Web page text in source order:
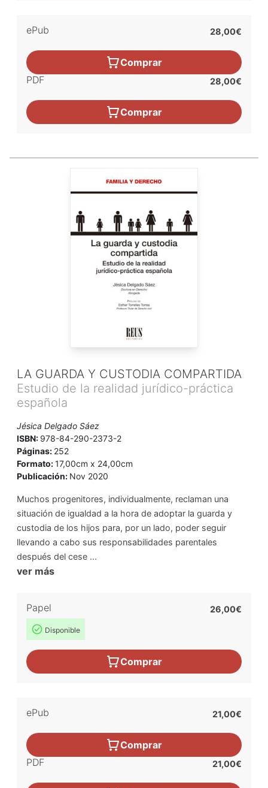
ePub 28,00€
Comprar
PDF
28,00€
Comprar
LA GUARDA Y CUSTODIA COMPARTIDA
Estudio de la realidad jurídico-práctica
española
Jésica Delgado Sáez
ISBN: 978-84-290-2373-2
Páginas: 252
Formato:17,00cm x 24,00cm
Publicación: Nov 2020
Muchos progenitores, individualmente, reclaman una
situación de igualdad a la hora de adoptar la guarda y
custodia de los hijos para, por un lado, poder seguir
llevando a cabo sus responsabilidades parentales
después del cese ...
ver más
Papel
Disponible
26,00€
Comprar
ePub 21,00€
Comprar
PDF
21,00€